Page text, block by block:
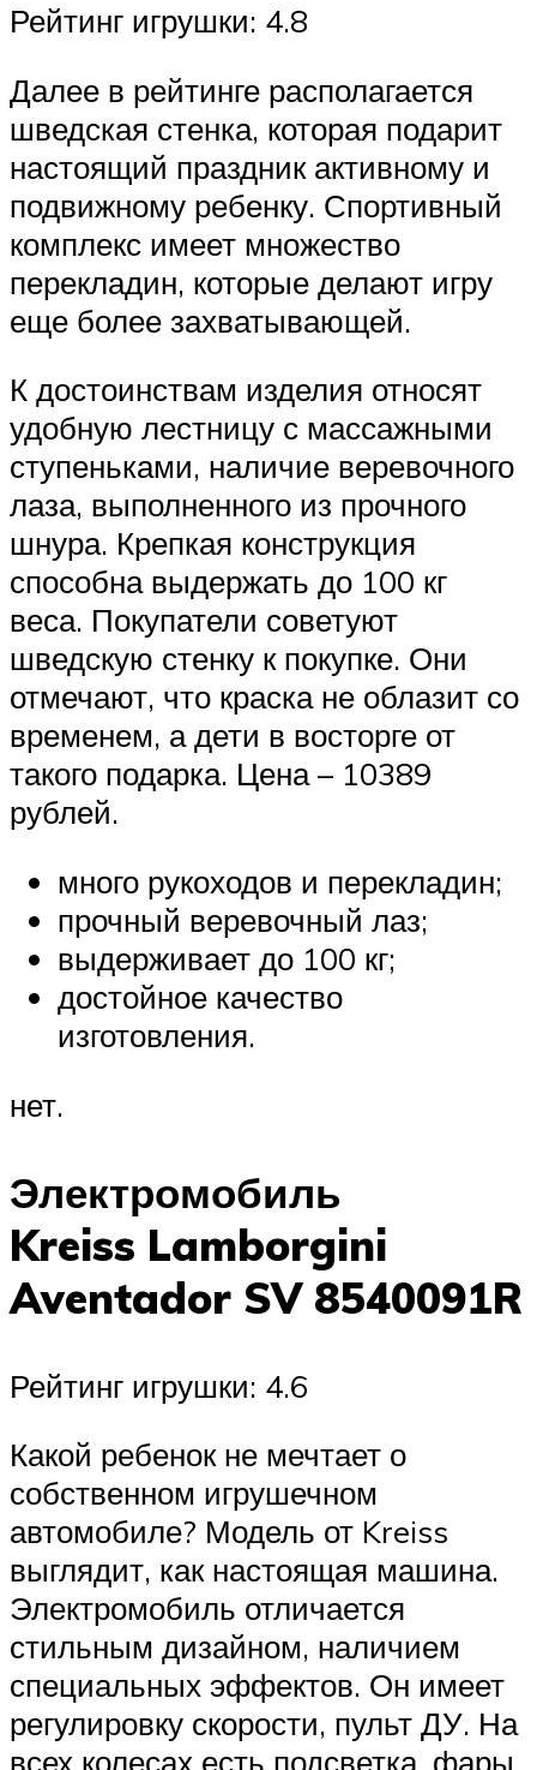
Рейтинг игрушки: 4.8
Далее в рейтинге располагается
шведская стенка, которая подарит
настоящий праздник активному и
подвижному ребенку. Спортивный
комплекс имеет множество
перекладин, которые делают игру
еще более захватывающей.
К достоинствам изделия относят
удобную лестницу с массажными
ступеньками, наличие веревочного
лаза, выполненного из прочного
шнура. Крепкая конструкция
способна выдержать до 100 кг
веса. Покупатели советуют
шведскую стенку к покупке. Они
отмечают, что краска не облазит со
временем, а дети в восторге от
такого подарка. Цена – 10389
рублей.
много рукоходов и перекладин;
прочный веревочный лаз;
выдерживает до 100 кг;
достойное качество
изготовления.
нет.
Электромобиль
Kreiss Lamborgini
Aventador SV 8540091R
Рейтинг игрушки: 4.6
Какой ребенок не мечтает о
собственном игрушечном
автомобиле? Модель от Kreiss
выглядит, как настоящая машина.
Электромобиль отличается
стильным дизайном, наличием
специальных эффектов. Он имеет
регулировку скорости, пульт ДУ. На
всех колесах есть подсветка, фары